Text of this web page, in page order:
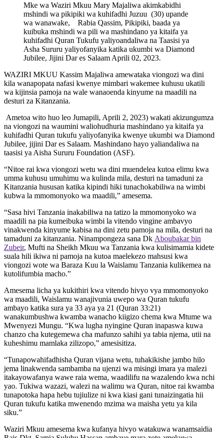
Mke wa Waziri Mkuu Mary Majaliwa akimkabidhi
mshindi wa pikipiki wa kuhifadhi Juzuu (30) upande
wa wanawake, Rabia Qassim, Pikipiki, baada ya
kuibuka mshindi wa pili wa mashindano ya kitaifa ya
kuhifadhi Quran Tukufu yaliyoandaliwa na Taasisi ya
Asha Sururu yaliyofanyika katika ukumbi wa Diamond
Jubilee, Jijini Dar es Salaam Aprili 02, 2023.
WAZIRI MKUU Kassim Majaliwa amewataka viongozi wa dini
kila wanapopata nafasi kwenye mimbari wakemee kuhusu ukatili
wa kijinsia pamoja na wale wanaoenda kinyume na maadili na
desturi za Kitanzania.
Ametoa wito huo leo Jumapili, Aprili 2, 2023) wakati akizungumza
na viongozi na waumini waliohudhuria mashindano ya kitaifa ya
kuhifadhi Quran tukufu yaliyofanyika kwenye ukumbi wa Diamond
Jubilee, jijini Dar es Salaam. Mashindano hayo yaliandaliwa na
taasisi ya Aisha Sururu Foundation (ASF).
“Nitoe rai kwa viongozi wetu wa dini muendelea kutoa elimu kwa
umma kuhusu umuhimu wa kulinda mila, desturi na tamaduni za
Kitanzania hususan katika kipindi hiki tunachokabiliwa na wimbi
kubwa la mmomonyoko wa maadili,” amesema.
“Sasa hivi Tanzania inakabiliwa na tatizo la mmomonyoko wa
maadili na pia kumeibuka wimbi la vitendo vingine ambavyo
vinakwenda kinyume kabisa na dini zetu pamoja na mila, desturi na
tamaduni za kitanzania. Ninampongeza sana Dk Aboubakar bin
Zubeir, Mufti na Sheikh Mkuu wa Tanzania kwa kulisimamia kidete
suala hili ikiwa ni pamoja na kutoa maelekezo mahsusi kwa
viongozi wote wa Baraza Kuu la Waislamu Tanzania kulikemea na
kutolifumbia macho.”
Amesema licha ya kukithiri kwa vitendo hivyo vya mmomonyoko
wa maadili, Waislamu wanajivunia uwepo wa Quran tukufu
ambayo katika sura ya 33 aya ya 21 (Quran 33:21)
wanakumbushwa kwamba wanacho kiigizo chema kwa Mtume wa
Mwenyezi Mungu. “Kwa lugha nyingine Quran inapaswa kuwa
chanzo cha kutegemewa cha mafunzo sahihi ya tabia njema, utii na
kuheshimu mamlaka zilizopo,” amesisitiza.
“Tunapowahifadhisha Quran vijana wetu, tuhakikishe jambo hilo
jema linakwenda sambamba na ujenzi wa misingi imara ya malezi
itakayowafanya wawe raia wema, waadilifu na wazalendo kwa nchi
yao. Tukiwa wazazi, walezi na walimu wa Quran, nitoe rai kwamba
tunapotoka hapa hebu tujiulize ni kwa kiasi gani tunaizingatia hii
Quran tukufu katika mwenendo mzima wa maisha yetu ya kila
siku.”
Waziri Mkuu amesema kwa kufanya hivyo watakuwa wanamsaidia